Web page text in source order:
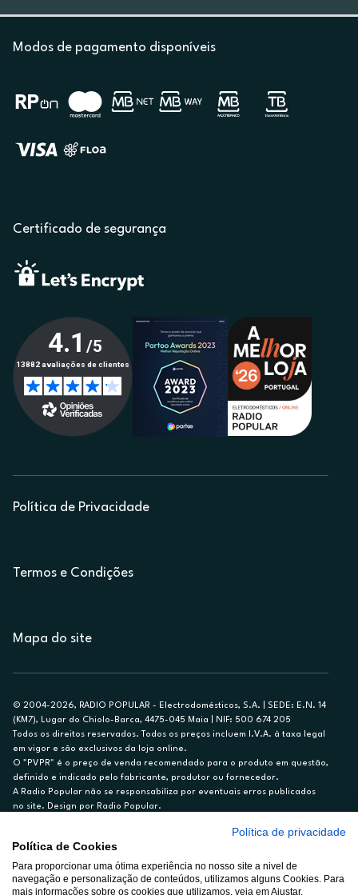
Modos de pagamento disponíveis
Certificado de segurança
Política de Privacidade
Termos e Condições
Mapa do site
© 2004-2026, RADIO POPULAR - Electrodomésticos, S.A. | SEDE: E.N. 14
(KM7), Lugar do Chiolo-Barca, 4475-045 Maia | NIF: 500 674 205
Todos os direitos reservados. Todos os preços incluem I.V.A. à taxa legal
em vigor e são exclusivos da loja online.
O "PVPR" é o preço de venda recomendado para o produto em questão,
definido e indicado pelo fabricante, produtor ou fornecedor.
A Radio Popular não se responsabiliza por eventuais erros publicados
no site. Design por Radio Popular.
Ex. para limite de crédito de €1.500, reembolsado em 12 meses, TAN
14,79%.
Crédito sujeito a aprovação pelo Cetelem, marca BNP Paribas Personal
Política de privacidade
Política de Cookies
Para proporcionar uma ótima experiência no nosso site a nivel de
navegação e personalização de conteúdos, utilizamos alguns Cookies. Para
mais informações sobre os cookies que utilizamos, veja em Ajustar.